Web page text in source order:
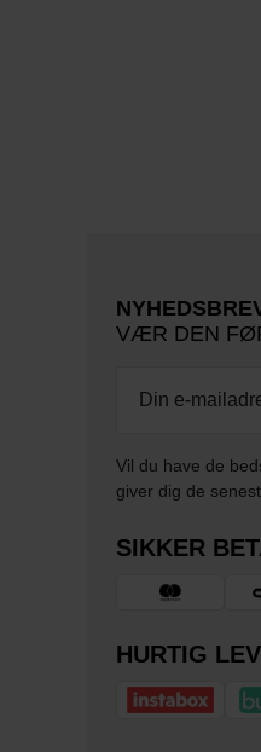
VÆR DEN
Vil du have de
giver dig de
SIKKER
HURTIG